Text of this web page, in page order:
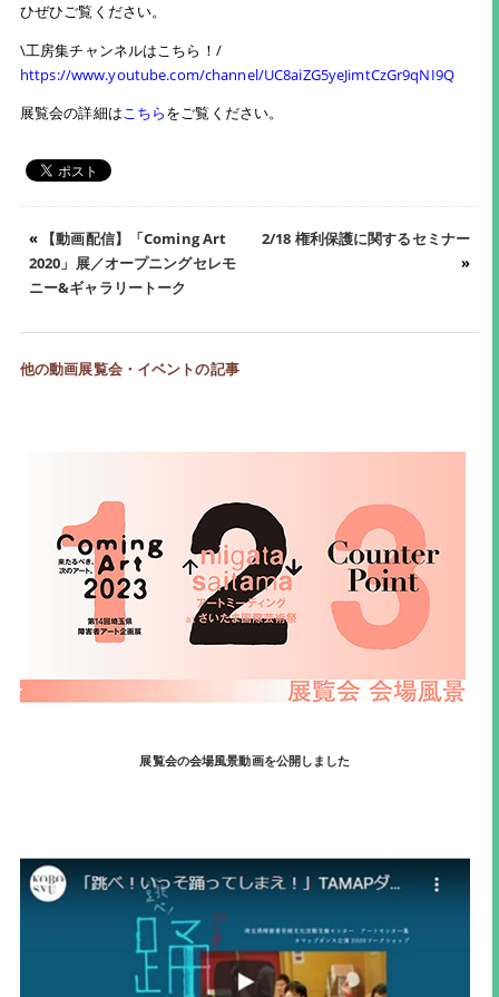
ひぜひご覧ください。
\工房集チャンネルはこちら！/
https://www.youtube.com/channel/UC8aiZG5yeJimtCzGr9qNI9Q
展覧会の詳細はこちらをご覧ください。
«
【動画配信】「Coming Art
2020」展／オープニングセレモ
ニー&ギャラリートーク
2/18 権利保護に関するセミナー
»
他の動画展覧会・イベントの記事
展覧会の会場風景動画を公開しました